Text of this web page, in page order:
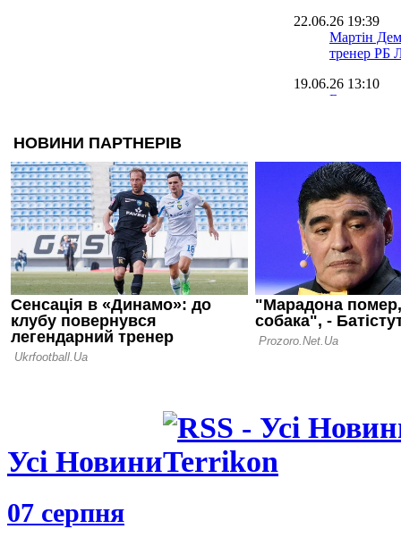
22.06.26 19:39
Мартін
тренер РБ
19.06.26 13:10
Вернер
18.06.26 14:25
Легенда
на посаду
07.06.26 12:13
Леннарт
старт
Усі Новини
07 серпня